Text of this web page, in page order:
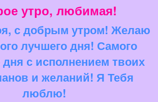
утро, любимая!
с добрым утром! Желаю
лучшего дня! Самого
дня с исполнением твоих
и желаний! Я Тебя
люблю!